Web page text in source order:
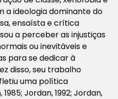
a ideologia dominante do
ensaísta e crítica
a perceber as injustiças
ou inevitáveis e
para se dedicar à
disso, seu trabalho
uma política
Jordan, 1992; Jordan,